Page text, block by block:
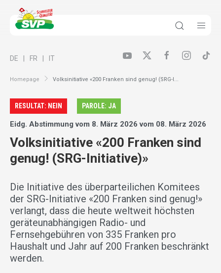
Homepage Volksinitiative «200 Franken sind genug! (SRG-I...
DE FR IT
RESULTAT: NEIN PAROLE: JA
Eidg. Abstimmung vom 8. März 2026 vom 08. März 2026
Volksinitiative «200 Franken sind
genug! (SRG-Initiative)»
Die Initiative des überparteilichen Komitees
der SRG-Initiative «200 Franken sind genug!»
verlangt, dass die heute weltweit höchsten
geräteunabhängigen Radio- und
Fernsehgebühren von 335 Franken pro
Haushalt und Jahr auf 200 Franken beschränkt
werden.